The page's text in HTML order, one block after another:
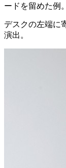
ードを留めた例。
デスクの左端に
演出。